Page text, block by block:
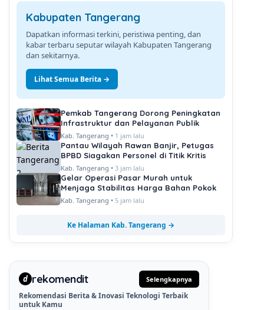
Kabupaten Tangerang
Dapatkan informasi terkini, peristiwa penting, dan
kabar terbaru seputar wilayah Kabupaten Tangerang
dan sekitarnya.
Lihat Semua Berita →
Pemkab Tangerang Dorong Peningkatan
Infrastruktur dan Pelayanan Publik
Kab. Tangerang • 1 jam lalu
Pantau Wilayah Rawan Banjir, Petugas
BPBD Siagakan Personel di Titik Kritis
Kab. Tangerang • 3 jam lalu
Gelar Operasi Pasar Murah untuk
Menjaga Stabilitas Harga Bahan Pokok
Kab. Tangerang • 5 jam lalu
Ke Halaman Kab. Tangerang →
d rekomendit Selengkapnya
Rekomendasi Berita & Inovasi Teknologi Terbaik
untuk Kamu